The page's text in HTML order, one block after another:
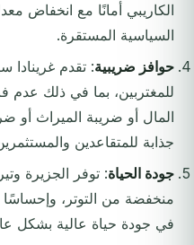
الكاريبي أمانًا مع انخفاض
السياسية المستقرة.
حوافز ضريبية: تقدم غرينادا
للمغتربين، بما في ذلك
المال أو ضريبة الميراث أو
جذابة للمتقاعدين
جودة الحياة: توفر الجزيرة
منخفضة من التوتر، وإحساسًا
في جودة حياة عالية بشكل